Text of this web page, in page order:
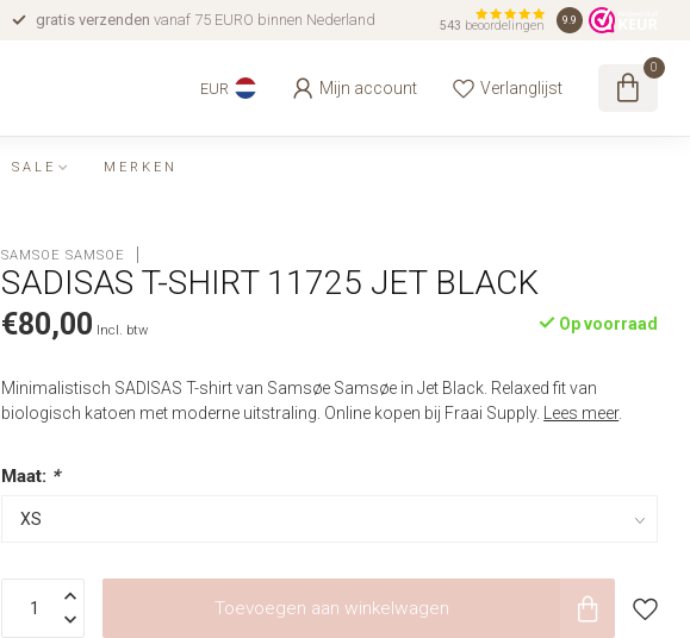
gratis verzenden vanaf 75 EURO binnen Nederland 543 beoordelingen 9.9
EUR Mijn account Verlanglijst
0
SALE MERKEN
SAMSOE SAMSOE
SADISAS T-SHIRT 11725 JET BLACK
€80,00 Incl. btw Op voorraad
Minimalistisch SADISAS T-shirt van Samsøe Samsøe in Jet Black. Relaxed fit van
biologisch katoen met moderne uitstraling. Online kopen bij Fraai Supply.
Lees meer.
Maat: *
Toevoegen aan winkelwagen